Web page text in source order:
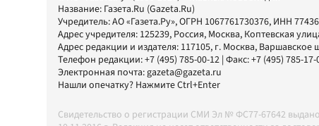
Название: Газета.Ru (Gazeta.Ru)
Учредитель:АО «Газета.Ру», ОГРН 1067761730376, ИНН
Адрес учредителя: 125239, Россия, Москва, Коптевская
Адрес редакции и издателя: 117105, г. Москва, Варшавское
Телефон редакции:+7 (495) 785-00-12 | Факс:+7 (495) 785-17-
Электронная почта:gazeta@gazeta.ru
Нашли опечатку? Нажмите Ctrl+Enter
Свидетельство о регистрации СМИ Эл № ФС77-67642